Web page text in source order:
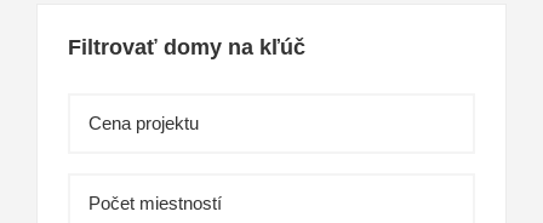
Filtrovať domy na kľúč